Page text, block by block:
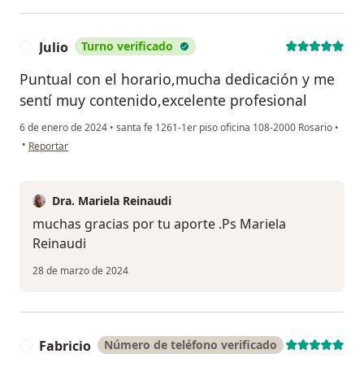
Julio Turno verificado
Puntual con el horario,mucha dedicación y me
sentí muy contenido,excelente profesional
6 de enero de 2024 • santa fe 1261-1er piso oficina 108-2000 Rosario •
• en opinión del usuario Julio
Reportar
Dra. Mariela Reinaudi
muchas gracias por tu aporte .Ps Mariela
Reinaudi
28 de marzo de 2024
Fabricio Número de teléfono verificado